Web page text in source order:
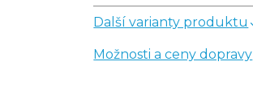
Další varianty produktu
Možnosti a ceny dopravy